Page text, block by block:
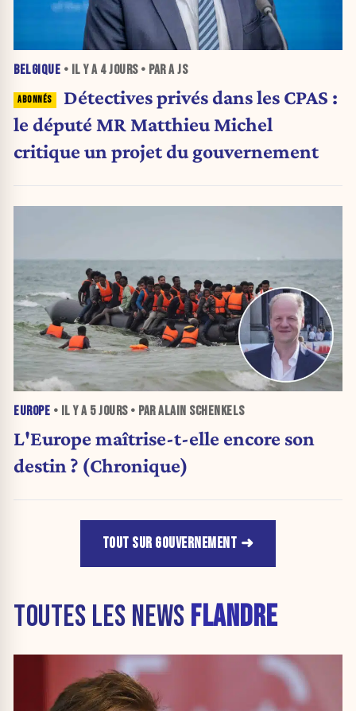
BELGIQUE • IL Y A 4 JOURS• PAR A JS
Détectives privés dans les CPAS :
le député MR Matthieu Michel
critique un projet du gouvernement
EUROPE • IL Y A 5 JOURS• PAR ALAIN SCHENKELS
L'Europe maîtrise-t-elle encore son
destin ? (Chronique)
TOUT SUR GOUVERNEMENT
TOUTES LES NEWS FLANDRE